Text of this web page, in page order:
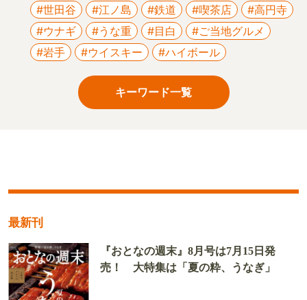
#世田谷 #江ノ島 #鉄道 #喫茶店
#高円寺
#ウナギ
#うな重 #目白
#ご当地グルメ
#岩手
#ウイスキー #ハイボール
キーワード一覧
最新刊
『おとなの週末』8月号は7月15日発
売！ 大特集は「夏の粋、うなぎ」